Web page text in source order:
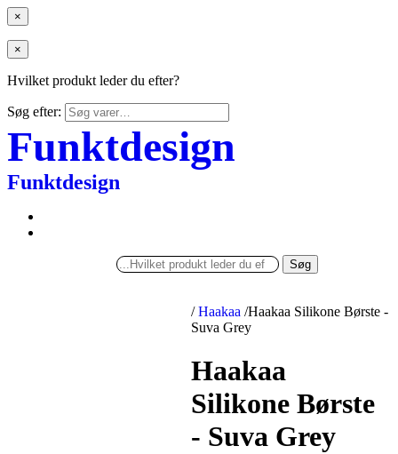
×
×
Hvilket produkt leder du efter?
Søg efter:
Funktdesign
Funktdesign
Søg
/ Haakaa /Haakaa Silikone Børste -
Suva Grey
Haakaa
Silikone Børste
- Suva Grey